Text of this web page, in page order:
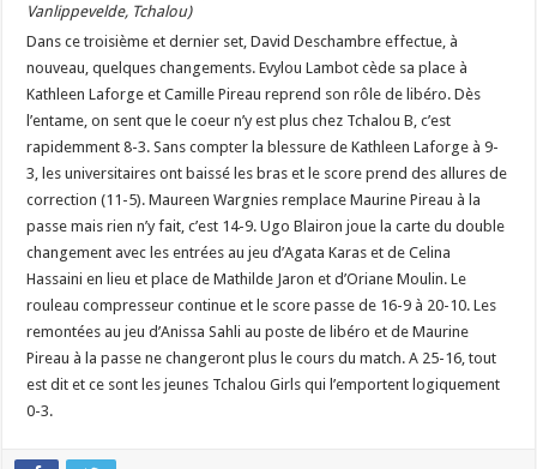
Vanlippevelde, Tchalou)
Dans ce troisième et dernier set, David Deschambre effectue, à
nouveau, quelques changements. Evylou Lambot cède sa place à
Kathleen Laforge et Camille Pireau reprend son rôle de libéro. Dès
l’entame, on sent que le coeur n’y est plus chez Tchalou B, c’est
rapidemment 8-3. Sans compter la blessure de Kathleen Laforge à 9-
3, les universitaires ont baissé les bras et le score prend des allures de
correction (11-5). Maureen Wargnies remplace Maurine Pireau à la
passe mais rien n’y fait, c’est 14-9. Ugo Blairon joue la carte du double
changement avec les entrées au jeu d’Agata Karas et de Celina
Hassaini en lieu et place de Mathilde Jaron et d’Oriane Moulin. Le
rouleau compresseur continue et le score passe de 16-9 à 20-10. Les
remontées au jeu d’Anissa Sahli au poste de libéro et de Maurine
Pireau à la passe ne changeront plus le cours du match. A 25-16, tout
est dit et ce sont les jeunes Tchalou Girls qui l’emportent logiquement
0-3.